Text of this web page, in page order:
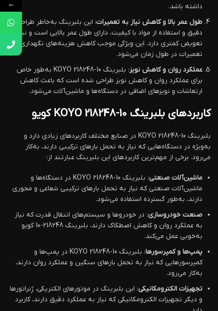
داشته باشد.
طول عمر بالا و کاهش نیاز به تعمیرات: این بلبرینگ به‌خاطر طراحی
دقیق و استفاده از مواد با کیفیت، دارای طول عمر بالایی است و نیاز به
تعویض کمتری دارد. این ویژگی موجب کاهش هزینه‌های نگهداری و
تعمیرات در طول زمان می‌شود.
عملکرد روان و کاهش نویز
: بلبرینگ KOYO 218248-10 به‌طور خاص
برای عملکرد روان و کاهش نویز طراحی شده است که باعث کاهش
ارتعاشات و نویزهای اضافی در دستگاه‌ها و ماشین‌آلات می‌شود.
کاربردهای بلبرینگ KOYO 218248-10 کویو
بلبرینگ KOYO 218248-10 در صنایع مختلف کاربردهای زیادی دارد و
به‌ویژه در دستگاه‌هایی که نیاز به تحمل بارهای ترکیبی دارند، به‌کار
می‌رود. برخی از مهم‌ترین کاربردهای این بلبرینگ عبارتند از:
ماشین‌آلات صنعتی
: بلبرینگ KOYO 218248-10 در دستگاه‌ها و
ماشین‌آلات صنعتی که نیاز به تحمل بارهای ترکیبی شعاعی و محوری
دارند، به‌طور گسترده استفاده می‌شود.
صنعت خودروسازی: در خودروها و سیستم‌های انتقال قدرت که نیاز
به عملکرد روان و کاهش اصطکاک دارند، بلبرینگ 218248-10 کویو
به‌خوبی عمل می‌کند.
پمپ‌ها و کمپرسورها
: بلبرینگ KOYO 218248-10 در پمپ‌ها و
کمپرسورهایی که نیاز به تحمل بارهای سنگین و عملکرد روان دارند،
به‌کار می‌رود.
تجهیزات الکترومکانیکی: این بلبرینگ در موتورهای الکتریکی، ژنراتورها
و دیگر تجهیزات الکترومکانیکی که نیاز به عملکرد دقیق دارند، کاربرد
←